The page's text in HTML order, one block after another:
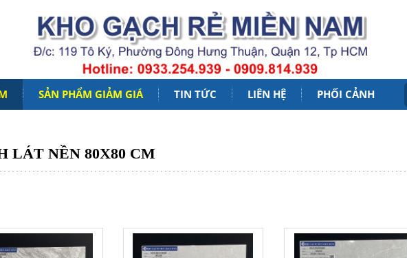
SẢN PHẨM GIẢM GIÁ TIN TỨC LIÊN HỆ PHỐI CẢNH
Đọc Thêm
LÁT NỀN 80X80 CM